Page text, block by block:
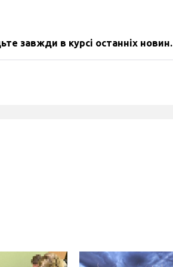
завжди в курсі останніх новин.